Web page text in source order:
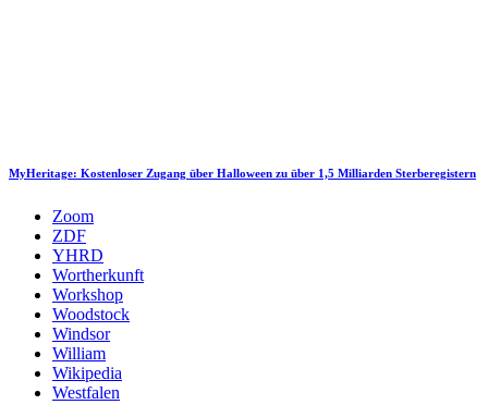
MyHeritage: Kostenloser Zugang über Halloween zu über 1,5 Milliarden Sterberegistern
Zoom
ZDF
YHRD
Wortherkunft
Workshop
Woodstock
Windsor
William
Wikipedia
Westfalen